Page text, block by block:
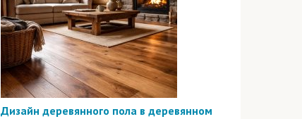
Дизайн деревянного пола в деревянном